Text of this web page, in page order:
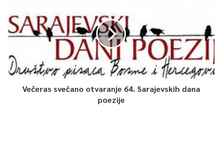
0
Article Rating
Večeras svečano otvaranje 64. Sarajevskih dana
poezije